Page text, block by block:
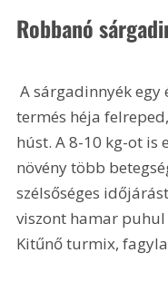
Robbanó
A sárgadinnyék egy érdekes képviselője. Éretten a
termés héja
húst. A 8-10 kg-ot is
növény több
szélsőséges
viszont hamar
Kitűnő turmix,